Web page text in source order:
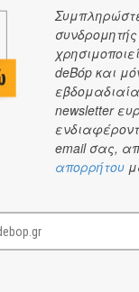
υλικό
είναι ένα
εστιατόρια.
μαγειρεύεις;
αλλά είναι
πολύ στην
όλα καλά κατά τη
κοντινές ώρες,
deBόp και
newsletter
email σας,
απορρήτου